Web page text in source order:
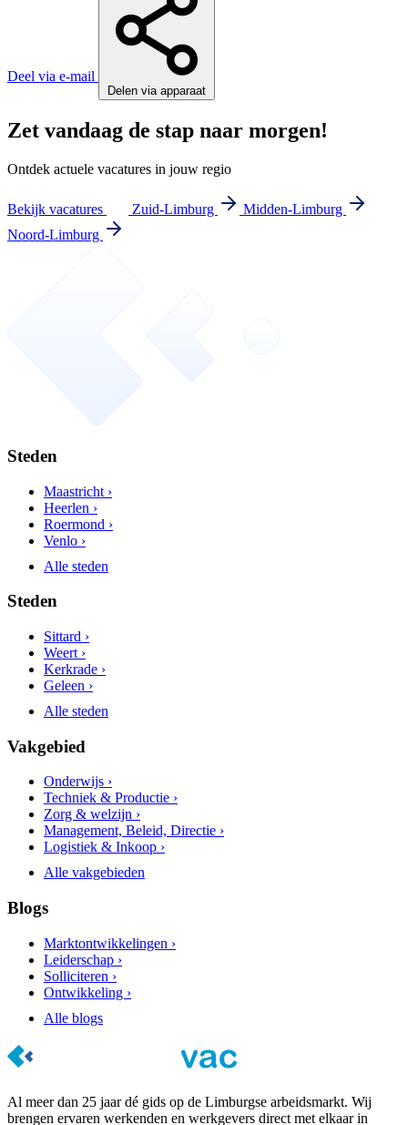
Deel via e-mail
Delen via apparaat
Zet vandaag de stap naar morgen!
Ontdek actuele vacatures in jouw regio
Bekijk vacatures Zuid-Limburg
Midden-Limburg
Noord-Limburg
Steden
Maastricht ›
Heerlen ›
Roermond ›
Venlo ›
Alle steden
Steden
Sittard ›
Weert ›
Kerkrade ›
Geleen ›
Alle steden
Vakgebied
Onderwijs ›
Techniek & Productie ›
Zorg & welzijn ›
Management, Beleid, Directie ›
Logistiek & Inkoop ›
Alle vakgebieden
Blogs
Marktontwikkelingen ›
Leiderschap ›
Solliciteren ›
Ontwikkeling ›
Alle blogs
Al meer dan 25 jaar dé gids op de Limburgse arbeidsmarkt. Wij
brengen ervaren werkenden en werkgevers direct met elkaar in